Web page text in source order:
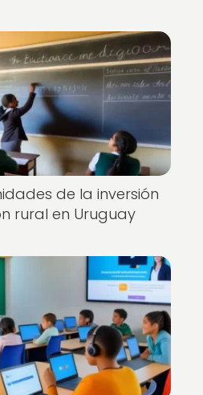
de la inversión
rural en Uruguay